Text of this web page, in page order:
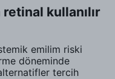
kullanılır
emilim riski
döneminde
tercih